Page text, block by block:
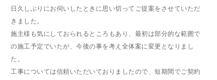
日久しぶりにお伺いしたときに思い切ってご提案をさせていただ
きました。
施主様も気にしておられるところもあり、最初は部分的な範囲で
の施工予定でいたが、今後の事を考え全体案に変更となりまし
た。
工事については信頼いただいておりましたので、短期間でご契約